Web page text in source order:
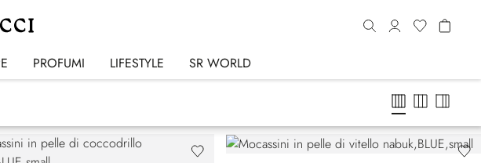
PROFUMI LIFESTYLE SR WORLD